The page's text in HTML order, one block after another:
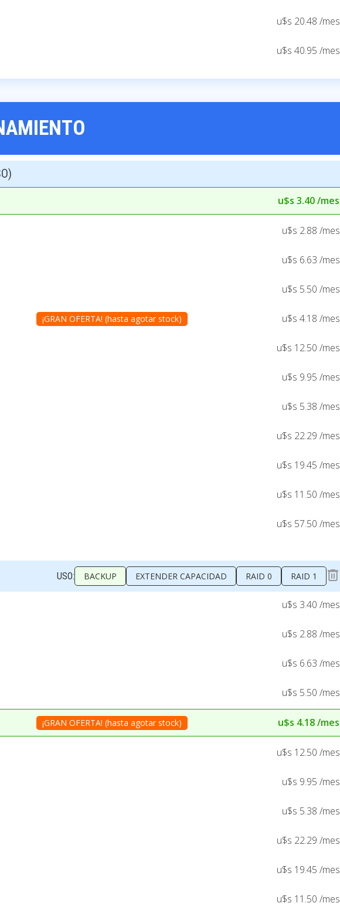
u$s 20.48 /mes
u$s 40.95 /mes
u$s 3.40 /mes
u$s 2.88 /mes
u$s 6.63 /mes
u$s 5.50 /mes
¡GRAN OFERTA! (hasta agotar stock) u$s 4.18 /mes
u$s 12.50 /mes
u$s 9.95 /mes
u$s 5.38 /mes
u$s 22.29 /mes
u$s 19.45 /mes
u$s 11.50 /mes
u$s 57.50 /mes
USO: BACKUP EXTENDER CAPACIDAD RAID 0 RAID 1
u$s 3.40 /mes
u$s 2.88 /mes
u$s 6.63 /mes
u$s 5.50 /mes
¡GRAN OFERTA! (hasta agotar stock) u$s 4.18 /mes
u$s 12.50 /mes
u$s 9.95 /mes
u$s 5.38 /mes
u$s 22.29 /mes
u$s 19.45 /mes
u$s 11.50 /mes